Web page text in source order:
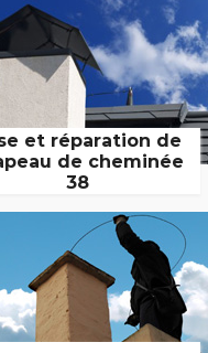
et réparation de
de cheminée
38